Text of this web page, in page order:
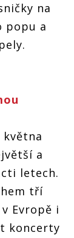
na
popu a
a
letech.
tří
Evropě i
koncerty